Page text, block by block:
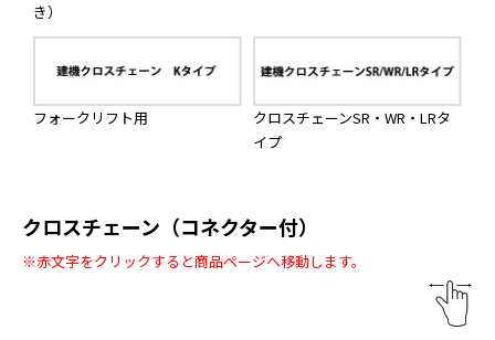
き）
フォークリフト用
クロスチェーンSR・WR・LRタ
イプ
クロスチェーン（コネクター付）
※赤文字をクリックすると商品ページへ移動します。